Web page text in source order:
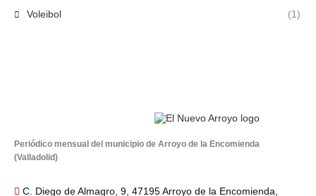
Voleibol (1)
Periódico mensual del municipio de Arroyo de la Encomienda
(Valladolid)
C. Diego de Almagro, 9, 47195 Arroyo de la Encomienda,